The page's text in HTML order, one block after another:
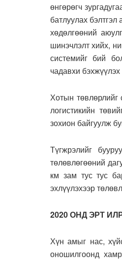
өнгөрөгч
батлуулах
хөдөлгөөний
шинэчлэлт хийх,
системийг бий
чадавхи
Хотын төвлөрлийг
логистикийн
зохион байгуулж
Түгжрэлийг
төлөвлөгөөний
км зам тус тус
эхлүүлэхээр
2020 ОНД ЭРТ
Хүн амыг нас,
оношилгоонд